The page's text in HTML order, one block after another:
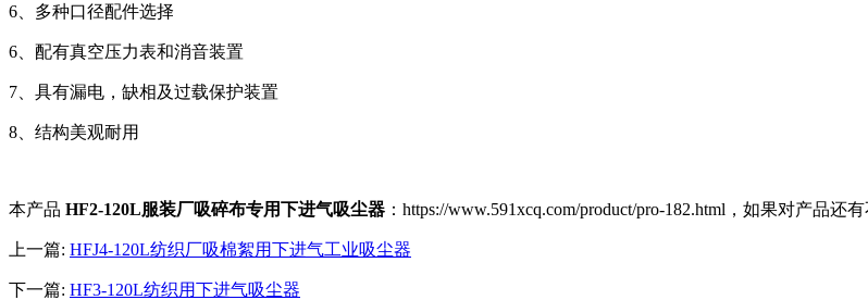
6、多种口径配件选择
6、配有真空压力表和消音装置
7、具有漏电，缺相及过载保护装置
8、结构美观耐用
本产品 HF2-120L服装厂吸碎布专用下进气吸尘器 ：https://www.591xcq.com/product/pro-182.html，如果对产品
上一篇: HFJ4-120L纺织厂吸棉絮用下进气工业吸尘器
下一篇: HF3-120L纺织用下进气吸尘器